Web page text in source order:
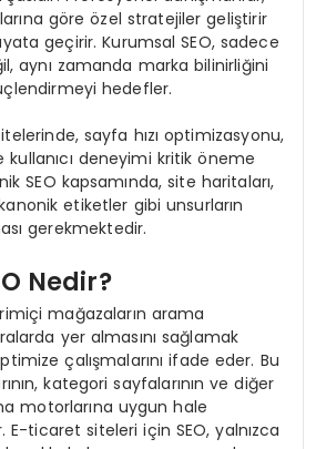
göre özel stratejiler geliştirir
geçirir. Kurumsal SEO, sadece
aynı zamanda marka bilinirliğini
hedefler.
sayfa hızı optimizasyonu,
deneyimi kritik öneme
SEO kapsamında, site haritaları,
etiketler gibi unsurların
gerekmektedir.
Nedir?
mağazaların arama
yer almasını sağlamak
çalışmalarını ifade eder. Bu
kategori sayfalarının ve diğer
motorlarına uygun hale
E-ticaret siteleri için SEO, yalnızca